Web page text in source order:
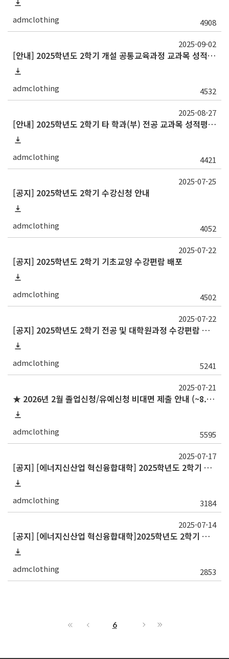
admclothing 4908
[안내] 2025학년도 2학기 개설 공통교육과정 교과목 성적평가방법 변경 안내
admclothing 4532
2025-09-02
[안내] 2025학년도 2학기 타 학과(부) 전공 교과목 성적평가방법 선택제 신청 안내
admclothing 4421
2025-08-27
[공지] 2025학년도 2학기 수강신청 안내
admclothing 4052
2025-07-25
[공지] 2025학년도 2학기 기초교양 수강편람 배포
admclothing 4502
2025-07-22
[공지] 2025학년도 2학기 전공 및 대학원과정 수강편람 배포
admclothing 5241
2025-07-22
★ 2026년 2월 졸업신청/유예신청 비대면 제출 안내 (~8.28 목)
admclothing 5595
2025-07-21
[공지] [에너지신산업 혁신융합대학] 2025학년도 2학기 정규 교류 수학 안내(고려대)
admclothing 3184
2025-07-17
[공지] [에너지신산업 혁신융합대학]2025학년도 2학기 정규 교류 수학 안내(부산, ~7/21)
admclothing 2853
2025-07-14
6